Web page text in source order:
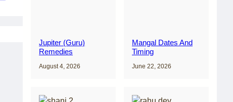
Jupiter (Guru)
Remedies
August 4, 2026
Mangal Dates And
Timing
June 22, 2026